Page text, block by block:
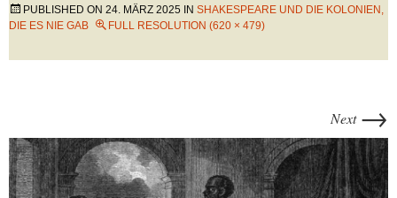
PUBLISHED ON 24. MÄRZ 2025 IN SHAKESPEARE UND DIE KOLONIEN,
DIE ES NIE GAB
FULL RESOLUTION (620 × 479)
Next →